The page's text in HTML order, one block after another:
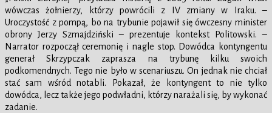
wówczas żołnierzy, którzy powrócili z IV zmiany w Iraku. –
Uroczystość z pompą, bo na trybunie pojawił się ówczesny minister
obrony Jerzy Szmajdziński – prezentuje kontekst Politowski. –
Narrator rozpoczął ceremonię i nagle stop. Dowódca kontyngentu
generał Skrzypczak zaprasza na trybunę kilku swoich
podkomendnych. Tego nie było w scenariuszu. On jednak nie chciał
stać sam wśród notabli. Pokazał, że kontyngent to nie tylko
dowódca, lecz także jego podwładni, którzy narażali się, by wykonać
zadanie.